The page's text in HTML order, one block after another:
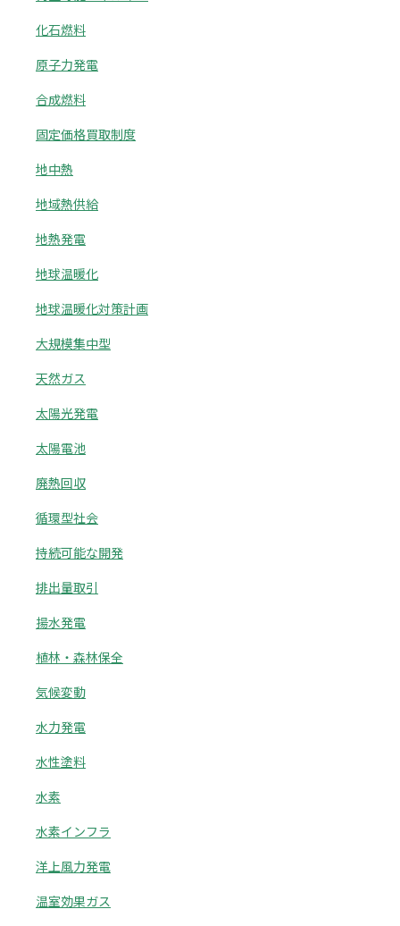
化石燃料
原子力発電
合成燃料
固定価格買取制度
地中熱
地域熱供給
地熱発電
地球温暖化
地球温暖化対策計画
大規模集中型
天然ガス
太陽光発電
太陽電池
廃熱回収
循環型社会
持続可能な開発
排出量取引
揚水発電
植林・森林保全
気候変動
水力発電
水性塗料
水素
水素インフラ
洋上風力発電
温室効果ガス